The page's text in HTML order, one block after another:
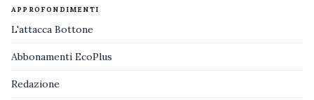
APPROFONDIMENTI
L'attacca Bottone
Abbonamenti EcoPlus
Redazione